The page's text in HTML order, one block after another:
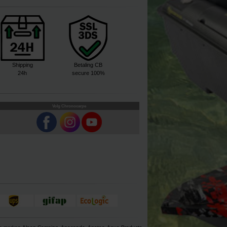
Shipping
24h
Betaling CB
secure 100%
Volg Chronocarpe